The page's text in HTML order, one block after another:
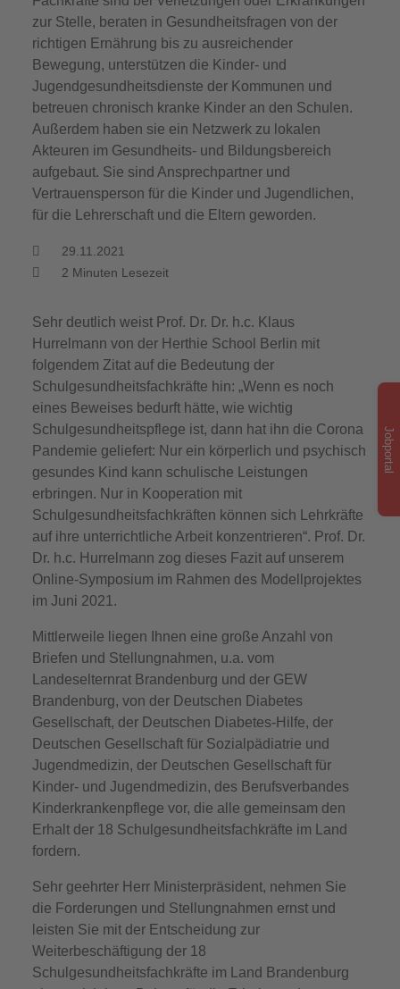
zur Stelle, beraten in Gesundheitsfragen von der
richtigen Ernährung bis zu ausreichender
Bewegung, unterstützen die Kinder- und
Jugendgesundheitsdienste der Kommunen und
betreuen chronisch kranke Kinder an den Schulen.
Außerdem haben sie ein Netzwerk zu lokalen
Akteuren im Gesundheits- und Bildungsbereich
aufgebaut. Sie sind Ansprechpartner und
Vertrauensperson für die Kinder und Jugendlichen,
für die Lehrerschaft und die Eltern geworden.
29.11.2021
2 Minuten Lesezeit
Sehr deutlich weist Prof. Dr. Dr. h.c. Klaus
Hurrelmann von der Herthie School Berlin mit
folgendem Zitat auf die Bedeutung der
Schulgesundheitsfachkräfte hin: „Wenn es noch
eines Beweises bedurft hätte, wie wichtig
Schulgesundheitspflege ist, dann hat ihn die Corona
Pandemie geliefert: Nur ein körperlich und psychisch
gesundes Kind kann schulische Leistungen
erbringen. Nur in Kooperation mit
Schulgesundheitsfachkräften können sich Lehrkräfte
auf ihre unterrichtliche Arbeit konzentrieren“. Prof. Dr.
Dr. h.c. Hurrelmann zog dieses Fazit auf unserem
Online-Symposium im Rahmen des Modellprojektes
im Juni 2021.
Mittlerweile liegen Ihnen eine große Anzahl von
Briefen und Stellungnahmen, u.a. vom
Landeselternrat Brandenburg und der GEW
Brandenburg, von der Deutschen Diabetes
Gesellschaft, der Deutschen Diabetes-Hilfe, der
Deutschen Gesellschaft für Sozialpädiatrie und
Jugendmedizin, der Deutschen Gesellschaft für
Kinder- und Jugendmedizin, des Berufsverbandes
Kinderkrankenpflege vor, die alle gemeinsam den
Erhalt der 18 Schulgesundheitsfachkräfte im Land
fordern.
Sehr geehrter Herr Ministerpräsident, nehmen Sie
die Forderungen und Stellungnahmen ernst und
leisten Sie mit der Entscheidung zur
Weiterbeschäftigung der 18
Schulgesundheitsfachkräfte im Land Brandenburg
Jobportal